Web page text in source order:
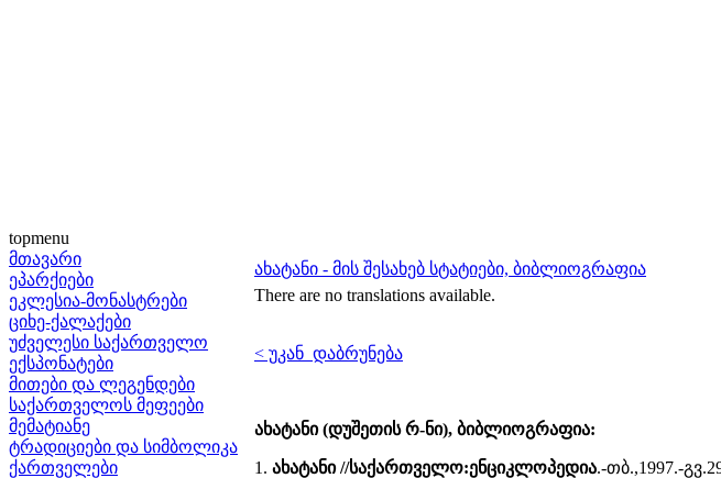
topmenu
მთავარი
ეპარქიები
ეკლესია-მონასტრები
ციხე-ქალაქები
უძველესი საქართველო
ექსპონატები
მითები და ლეგენდები
საქართველოს მეფეები
მემატიანე
ტრადიციები და სიმბოლიკა
ქართველები
ახატანი - მის შესახებ სტატიები, ბიბლიოგრაფია
There are no translations available.
< უკან დაბრუნება
ახატანი (დუშეთის რ-ნი), ბიბლიოგრაფია:
1. ახატანი //საქართველო:ენციკლოპედია.-თბ.,1997.-